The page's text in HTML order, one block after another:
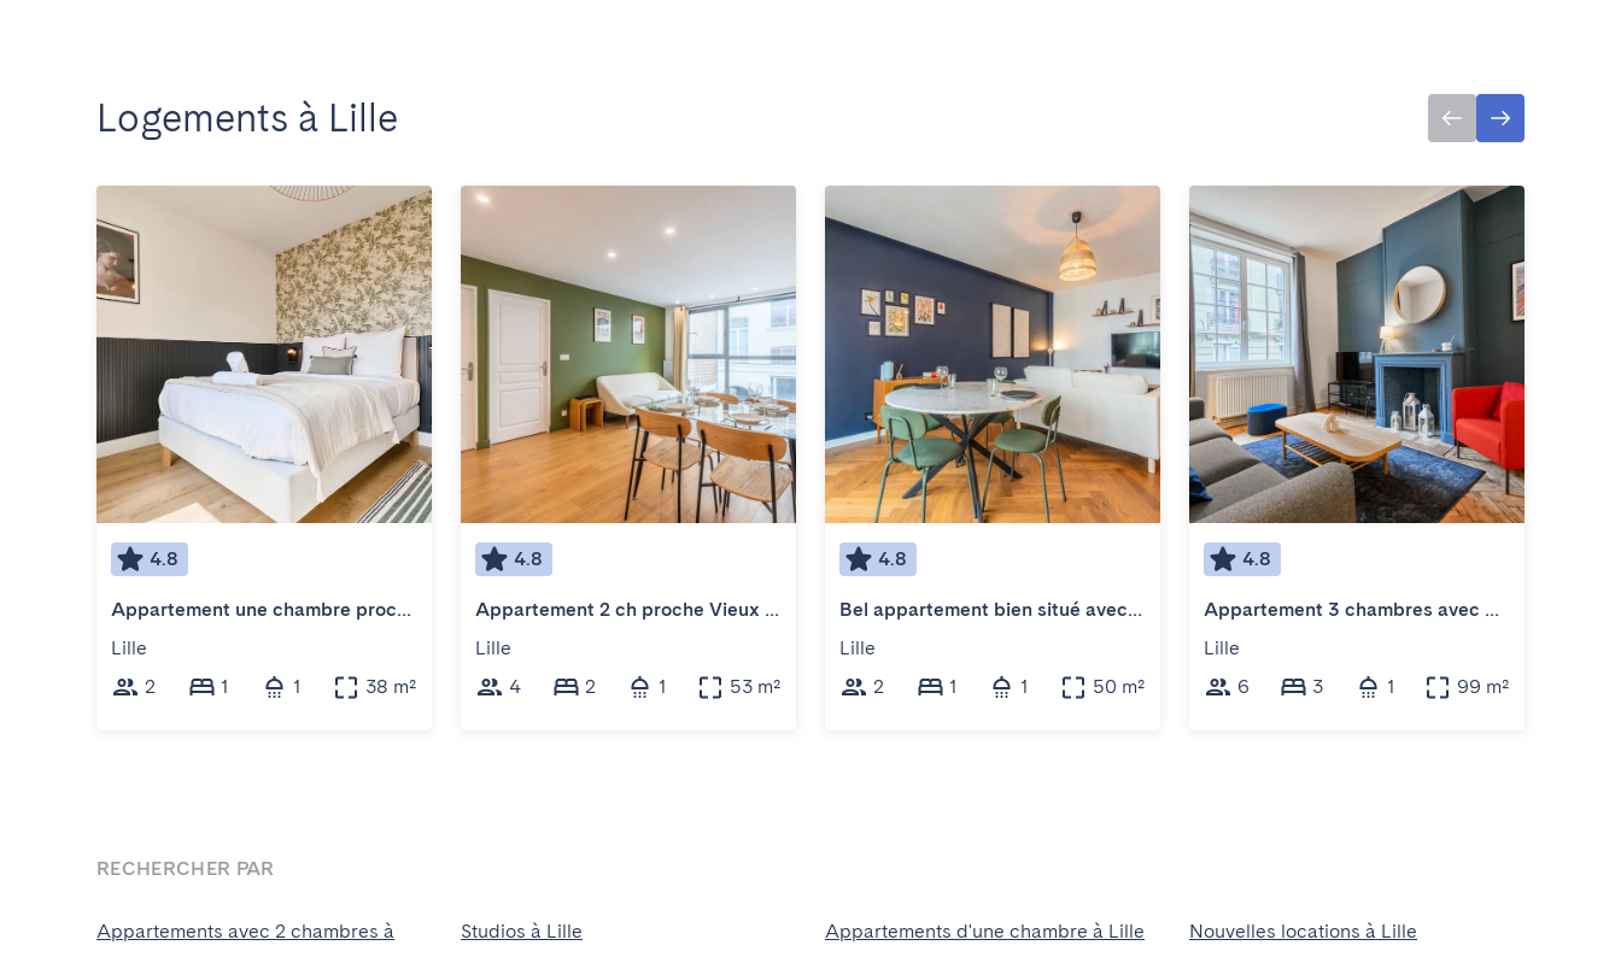
Logements à Lille
4.8
Appartement une chambre proche métro
Lille
2
1 1 38 m²
4.8
Appartement 2 ch proche Vieux Lille
Lille
4
2 1 53 m²
4.8
Bel appartement bien situé avec balcon et parking
Lille
2
1 1 50 m²
4.8
Appartement 3 chambres avec parking
Lille
6
3 1 99 m²
RECHERCHER PAR
Appartements avec 2 chambres à
Studios à Lille Appartements d'une chambre à Lille Nouvelles locations à Lille